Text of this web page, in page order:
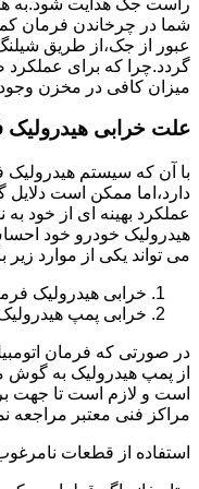
شما در چرخاندن فرمان
عبور از جک،از طریق
گردد.چرا که برای عملکرد
میزان کافی در مخزن
علت خرابی
با آن که سیستم هیدرولیک
دارد،اما ممکن است دلایل
عملکرد بهینه ای از خود
هیدرولیک خودرو خود
می تواند یکی از موارد زیر
خرابی هیدرولیک
خرابی پمپ
در صورتی که فرمان
از پمپ هیدرولیک به
است و لازم است تا جهت
مراکز فنی معتبر مراجعه
استفاده از قطعات